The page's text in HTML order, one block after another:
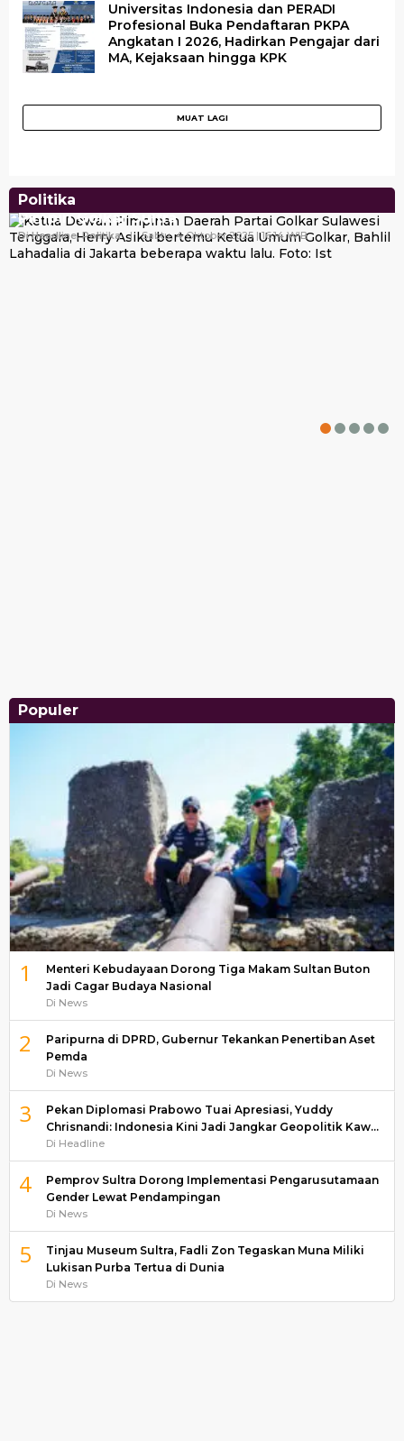
Universitas Indonesia dan PERADI
Profesional Buka Pendaftaran PKPA
Angkatan I 2026, Hadirkan Pengajar dari
MA, Kejaksaan hingga KPK
Politika
Peroleh Restu Bahlil, Herry Asiku Siap Kembali
Pimpin Golkar Sultra
Di Headline, Politika | Sabtu, 4 Oktober 2025 | 16:14 WIB
Populer
1
Menteri Kebudayaan Dorong Tiga Makam Sultan Buton
Jadi Cagar Budaya Nasional
Di News
2
Paripurna di DPRD, Gubernur Tekankan Penertiban Aset
Pemda
Di News
3
Pekan Diplomasi Prabowo Tuai Apresiasi, Yuddy
Chrisnandi: Indonesia Kini Jadi Jangkar Geopolitik Kaw…
Di Headline
4
Pemprov Sultra Dorong Implementasi Pengarusutamaan
Gender Lewat Pendampingan
Di News
5
Tinjau Museum Sultra, Fadli Zon Tegaskan Muna Miliki
Lukisan Purba Tertua di Dunia
Di News